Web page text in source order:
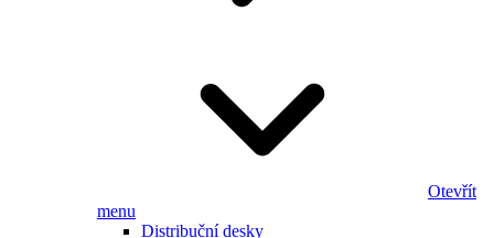
Otevřít
menu
Distribuční desky